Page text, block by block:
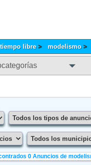
libre modelismo
0Anuncios de